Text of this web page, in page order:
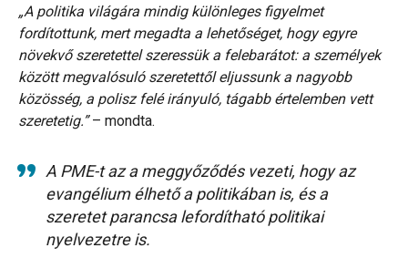
„A politika világára mindig különleges figyelmet
fordítottunk, mert megadta a lehetőséget, hogy egyre
növekvő szeretettel szeressük a felebarátot: a személyek
között megvalósuló szeretettől eljussunk a nagyobb
közösség, a polisz felé irányuló, tágabb értelemben vett
szeretetig.”– mondta.
A PME-t az a meggyőződés vezeti, hogy az
evangélium élhető a politikában is, és a
szeretet parancsa lefordítható politikai
nyelvezetre is.